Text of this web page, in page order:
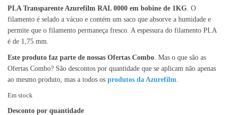
PLA Transparente Azurefilm RAL 0000 em bobine de 1KG . O
filamento é selado a vácuo e contém um saco que absorve a humidade e
permite que o filamento permaneça fresco. A espessura do filamento PLA
é de 1,75 mm.
Este produto faz parte de nossas Ofertas Combo . Mas o que são as
Ofertas Combo? São descontos por quantidade que se aplicam não apenas
ao mesmo produto, mas a todos os produtos da Azurefilm
Em stock
Desconto por quantidade